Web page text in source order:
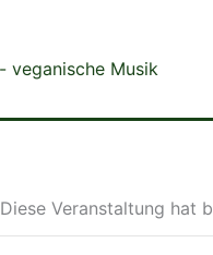
Diese Veranstaltung hat